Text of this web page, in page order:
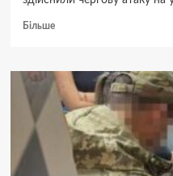
БільшеДокладніше
Вогняна
зруйнувала
поштове
відділення.